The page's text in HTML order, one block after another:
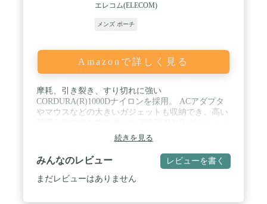
エレコム(ELECOM)
メンズ ポーチ
Amazonで詳しく見る
摩耗、引き裂き、すり切れに強い
CORDURA(R)1000Dナイロンを採用。 ACアダプタ
やマウスなどの大きいガジェットも収納でき、高い
ポーチ。 / バッグタイプ:ポーチ / 気室数:1気室 / 外
形寸法:約 幅240×厚み65×高さ155(mm) / ポケット(気
室内):小物ポケット×6 / カラー:ブラック / 材質:主材
質:ナイロン、ポリエステル / 重量:約 75(g)
続きを見る
みんなのレビュー レビューを書く
まだレビューはありません